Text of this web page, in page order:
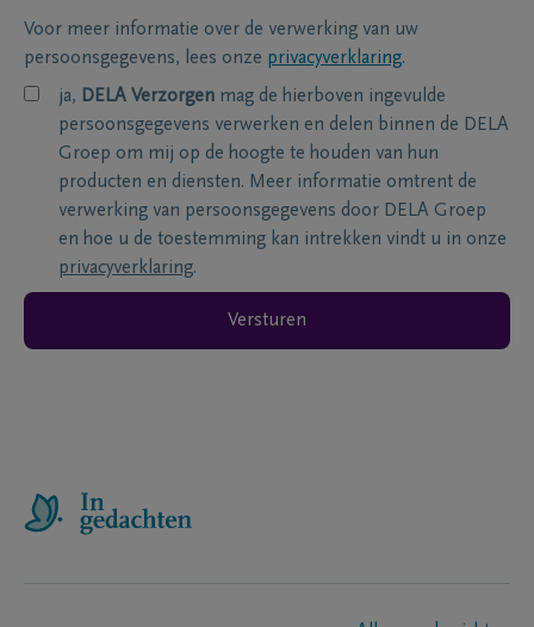
Voor meer informatie over de verwerking van uw
persoonsgegevens, lees onze privacyverklaring.
ja, DELA Verzorgen mag de hierboven ingevulde
persoonsgegevens verwerken en delen binnen de DELA
Groep om mij op de hoogte te houden van hun
producten en diensten. Meer informatie omtrent de
verwerking van persoonsgegevens door DELA Groep
en hoe u de toestemming kan intrekken vindt u in onze
privacyverklaring.
Versturen